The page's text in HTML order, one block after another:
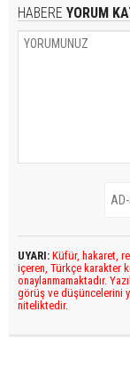
HABERE YORUM
UYARI: Küfür, hakaret,
içeren, Türkçe karakter
onaylanmamaktadır.
görüş ve düşüncelerini
niteliktedir.